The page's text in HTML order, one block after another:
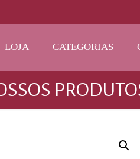
LOJA CATEGORIAS